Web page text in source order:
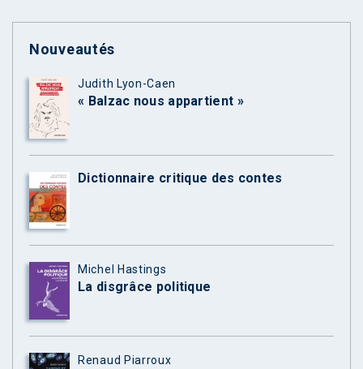
Nouveautés
Judith Lyon-Caen
« Balzac nous appartient »
Dictionnaire critique des contes
Michel Hastings
La disgrâce politique
Renaud Piarroux